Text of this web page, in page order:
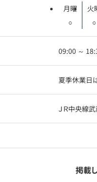
月曜
○
火
○
09:00 ～
夏季休業日
ＪＲ中央線
掲載